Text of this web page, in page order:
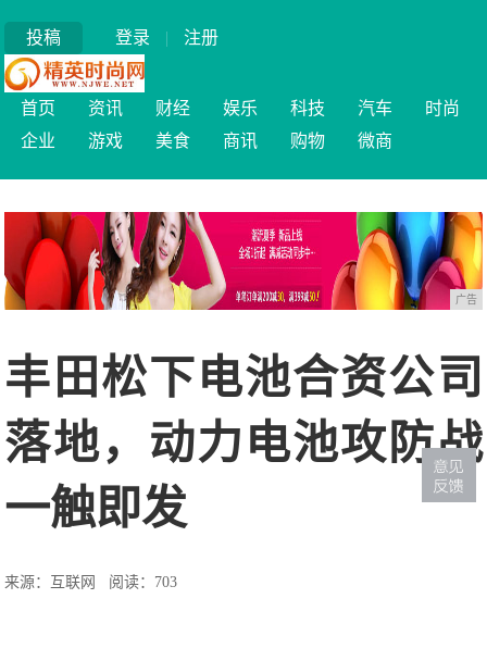
投稿 登录 | 注册
首页 资讯 财经 娱乐 科技 汽车
时尚
企业
游戏 美食 商讯 购物 微商
广告
丰田松下电池合资公司
落地，动力电池攻防战
一触即发
来源：互联网 阅读：703